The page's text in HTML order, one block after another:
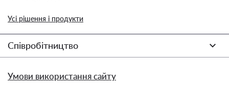
Усі рішення і продукти
Співробітництво
Умови використання сайту